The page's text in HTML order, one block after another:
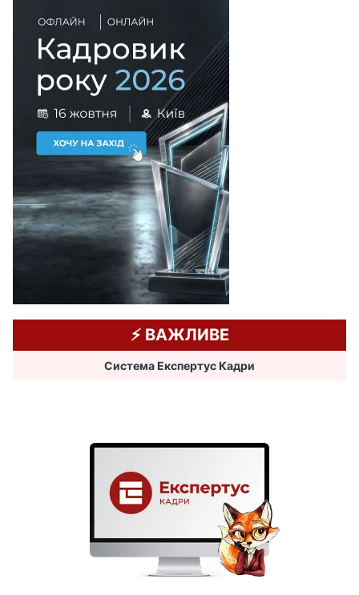
⚡️ ВАЖЛИВЕ
Система Експертус Кадри